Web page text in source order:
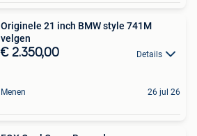
Originele 21 inch BMW style 741M
velgen
€ 2.350,00 Details
Menen 26 jul 26